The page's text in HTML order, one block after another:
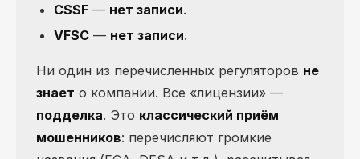
CSSF — нет записи.
VFSC — нет записи.
Ни один из перечисленных регуляторов не
знает о компании. Все «лицензии» —
подделка. Это классический приём
мошенников: перечисляют громкие